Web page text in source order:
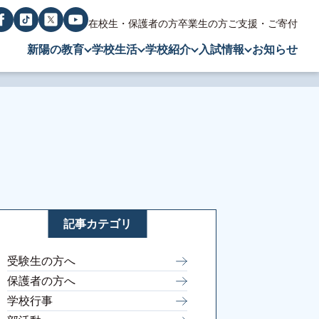
在校生・保護者の方卒業生の方ご支援・ご寄付
新陽の教育 学校生活 学校紹介 入試情報 お知らせ
記事カテゴリ
受験生の方へ
保護者の方へ
学校行事